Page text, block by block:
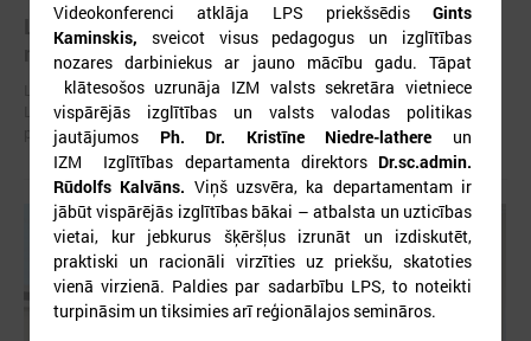
Latvijas Pašvaldību savienības un Iekšlietu
ministrijas sarunas
Latvijas Pašvaldību savienība aicina piedalīties Iekšlietu ministrijas un
Latvijas Pašvaldību savienības sarunās, kas notiks šī gada 5. augustā
plkst. 14:30 LPS 4. stāva zālē (Mazā Pils iela 1, Rīga).
Videokonferenci atklāja LPS priekšsēdisGints
Kaminskis, sveicot visus pedagogus un izglītības
nozares darbiniekus ar jauno mācību gadu. Tāpat
klātesošos uzrunāja IZM valsts sekretāra vietniece
vispārējās izglītības un valsts valodas politikas
jautājumos Ph. Dr. Kristīne Niedre-lathere un
IZM Izglītības departamenta direktorsDr.sc.admin.
Rūdolfs Kalvāns. Viņš uzsvēra, ka departamentam ir
jābūt vispārējās izglītības bākai – atbalsta un uzticības
vietai, kur jebkurus šķēršļus izrunāt un izdiskutēt,
praktiski un racionāli virzīties uz priekšu, skatoties
vienā virzienā. Paldies par sadarbību LPS, to noteikti
turpināsim un tiksimies arī reģionālajos semināros.